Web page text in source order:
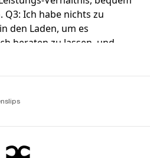
Ich habe nichts zu
den Laden, um es
beraten zu lassen, und
hinterlässt keine Spuren auf